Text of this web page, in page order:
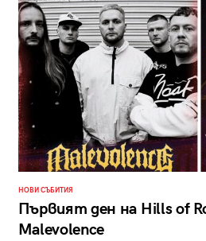
НОВИ СЪБИТИЯ
Първият ден на Hills of
Malevolence